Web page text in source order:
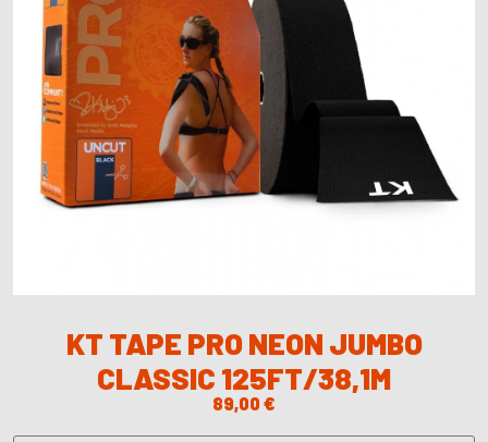
KT TAPE PRO NEON JUMBO
CLASSIC 125FT/38,1M
89,00 €